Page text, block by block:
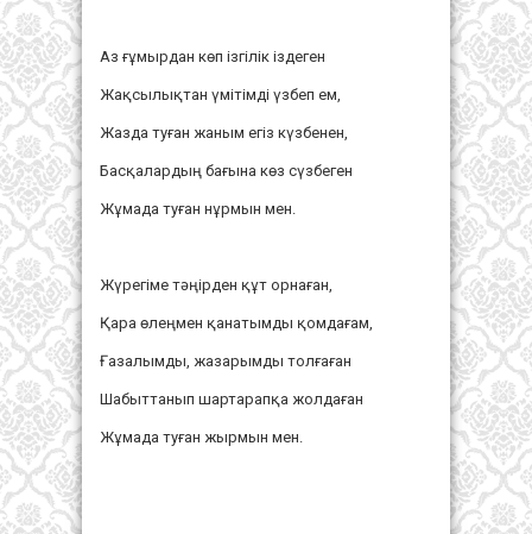
Аз ғұмырдан көп ізгілік іздеген
Жақсылықтан үмітімді үзбеп ем,
Жазда туған жаным егіз күзбенен,
Басқалардың бағына көз сүзбеген
Жұмада туған нұрмын мен.
Жүрегіме тәңірден құт орнаған,
Қара өлеңмен қанатымды қомдағам,
Ғазалымды, жазарымды толғаған
Шабыттанып шартарапқа жолдаған
Жұмада туған жырмын мен.